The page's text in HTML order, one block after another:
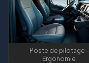
Poste de pilotage -
Ergonomie